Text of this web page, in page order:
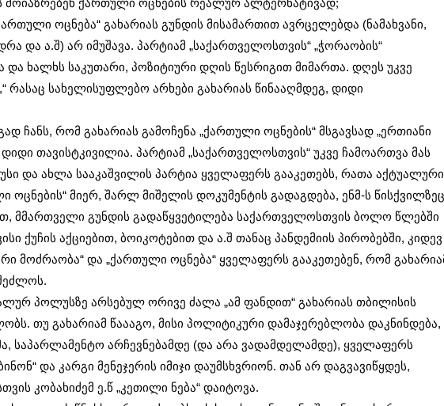
ოცნება“ გახარიას გუნდის მისამართით ავრცელებდა (ნამახვანი,
და ა.შ) არ იმუშავა. პარტიამ „საქართველოსთვის“ „ჭორაობის“
ხალხს საკუთარი, პოზიტიური დღის წესრიგით მიმართა. დღეს უკვე
რასაც სახელისუფლებო არხები გახარიას წინააღმდეგ, დიდი
ჩანს, რომ გახარიას გამოჩენა „ქართული ოცნების“ მსგავსად „ერთიანი
თავისტკივილია. პარტიამ „საქართველოსთვის“ უკვე ჩამოართვა მას
და ახლა სააკაშვილის პარტია ყველაფერს გააკეთებს, რათა აქტუალური
ოცნების“ მიერ, შარლ მიშელის დოკუმენტის გადაგდება, ენმ-ს წისქვილზეც
მმართველი გუნდის გადაწყვეტილება საქართველოსთვის ბოლო წლებში
ქუჩის აქციებით, ბოიკოტებით და ა.შ თანაც პანდემიის პირობებში, კიდევ
მოძრაობა“ და „ქართული ოცნება“ ყველაფერს გააკეთებენ, რომ
პოლუსზე არსებულ ორივე ძალა „ამ ფანდით“ გახარიას თბილისის
თუ გახარიამ წაააგო, მისი პოლიტიკური დამაჯერებლობა დაკნინდება,
საპარლამენტო არჩევნებამდე (და არა ვადამდელამდე), ყველაფერს
და კარგი მენეჯერის იმიჯი დაუმსხვრიონ. თან არ დაგვავიწყდეს,
კობახიძემ ე.წ „კეთილი ნება“ დაიტოვა.